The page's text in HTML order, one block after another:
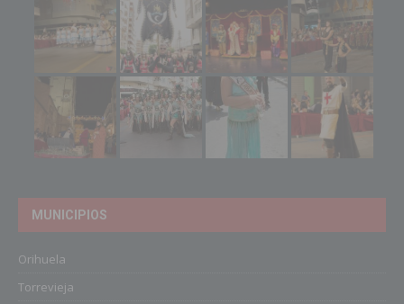
MUNICIPIOS
Orihuela
Torrevieja